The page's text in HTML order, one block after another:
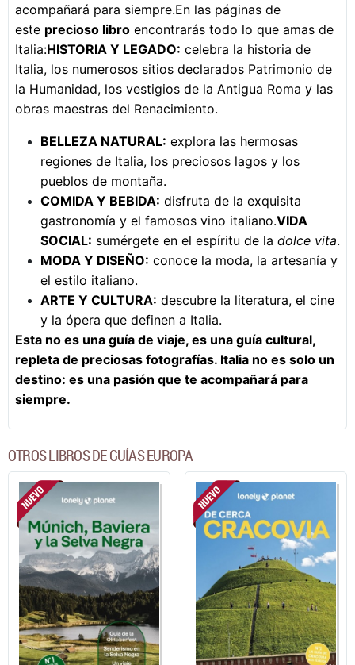
acompañará para siempre.En las páginas de
este precioso libro encontrarás todo lo que amas de
Italia:HISTORIA Y LEGADO: celebra la historia de
Italia, los numerosos sitios declarados Patrimonio de
la Humanidad, los vestigios de la Antigua Roma y las
obras maestras del Renacimiento.
BELLEZA NATURAL: explora las hermosas
regiones de Italia, los preciosos lagos y los
pueblos de montaña.
COMIDA Y BEBIDA: disfruta de la exquisita
gastronomía y el famosos vino italiano.VIDA
SOCIAL: sumérgete en el espíritu de la dolce vita.
MODA Y DISEÑO: conoce la moda, la artesanía y
el estilo italiano.
ARTE Y CULTURA: descubre la literatura, el cine
y la ópera que definen a Italia.
Esta no es una guía de viaje, es una guía cultural,
repleta de preciosas fotografías. Italia no es solo un
destino: es una pasión que te acompañará para
siempre.
OTROS LIBROS DE GUÍAS EUROPA